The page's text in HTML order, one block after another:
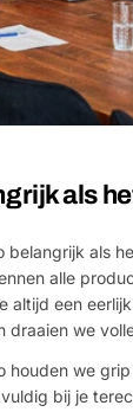
als
belangrijk als
alle
altijd een
we
houden we
bij je